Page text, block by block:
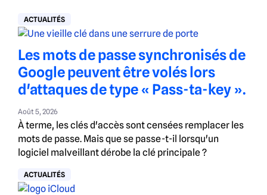
ACTUALITÉS
Les mots de passe synchronisés de
Google peuvent être volés lors
d'attaques de type « Pass-ta-key ».
Août 5, 2026
À terme, les clés d'accès sont censées remplacer les
mots de passe. Mais que se passe-t-il lorsqu'un
logiciel malveillant dérobe la clé principale ?
ACTUALITÉS